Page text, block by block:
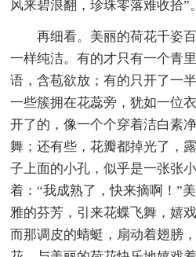
风来碧浪翻，珍珠零落难收拾”。
再细看。美丽的荷花千姿
一样纯洁。有的才只有一个青
语，含苞欲放；有的只开了一
一些簇拥在花蕊旁，犹如一位
开了的，像一个个穿着洁白素
舞；还有些，花瓣都掉光了，
子上面的小孔，似乎是一张张
着：“我成熟了，快来摘啊！”
雅的芬芳，引来花蝶飞舞，嬉
而那调皮的蜻蜓，扇动着翅膀